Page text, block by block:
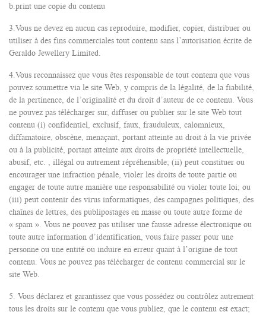
b.print une copie du contenu
3.Vous ne devez en aucun cas reproduire, modifier, copier, distribuer ou
utiliser à des fins commerciales tout contenu sans l’autorisation écrite de
Geraldo Jewellery Limited.
4.Vous reconnaissez que vous êtes responsable de tout contenu que vous
pouvez soumettre via le site Web, y compris de la légalité, de la fiabilité,
de la pertinence, de l’originalité et du droit d’auteur de ce contenu. Vous
ne pouvez pas télécharger sur, diffuser ou publier sur le site Web tout
contenu (i) confidentiel, exclusif, faux, frauduleux, calomnieux,
diffamatoire, obscène, menaçant, portant atteinte au droit à la vie privée
ou à la publicité, portant atteinte aux droits de propriété intellectuelle,
abusif, etc. , illégal ou autrement répréhensible; (ii) peut constituer ou
encourager une infraction pénale, violer les droits de toute partie ou
engager de toute autre manière une responsabilité ou violer toute loi; ou
(iii) peut contenir des virus informatiques, des campagnes politiques, des
chaînes de lettres, des publipostages en masse ou toute autre forme de
« spam ». Vous ne pouvez pas utiliser une fausse adresse électronique ou
toute autre information d’identification, vous faire passer pour une
personne ou une entité ou induire en erreur quant à l’origine de tout
contenu. Vous ne pouvez pas télécharger de contenu commercial sur le
site Web.
5. Vous déclarez et garantissez que vous possédez ou contrôlez autrement
tous les droits sur le contenu que vous publiez, que le contenu est exact;